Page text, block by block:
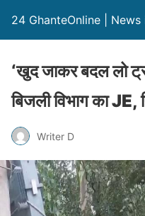
24 GhanteOnline | News
‘खुद जाकर बदल लो
बिजली विभाग का
Writer D